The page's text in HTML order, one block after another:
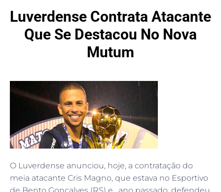
Luverdense Contrata Atacante
Que Se Destacou No Nova
Mutum
O Luverdense anunciou, hoje, a contratação do
meia atacante Cris Magno, que estava no Esportivo